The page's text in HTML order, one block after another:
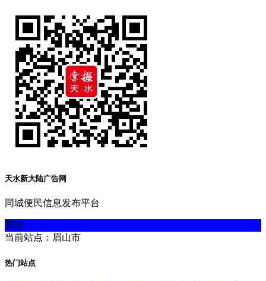
天水新大陆广告网
同城便民信息发布平台
关注
当前站点：眉山市
热门站点